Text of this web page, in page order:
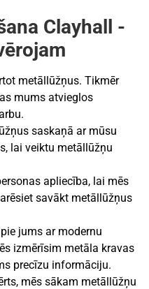
Clayhall -
metāllūžņus. Tikmēr
mums atvieglos
saskaņā ar mūsu
lai veiktu metāllūžņu
apliecība, lai mēs
savākt metāllūžņus
jums ar modernu
izmērīsim metāla kravas
precīzu informāciju.
mēs sākam metāllūžņu